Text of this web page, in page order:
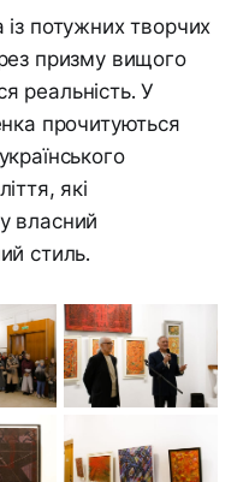
потужних творчих
призму вищого
реальність. У
прочитуються
які
власний
стиль.